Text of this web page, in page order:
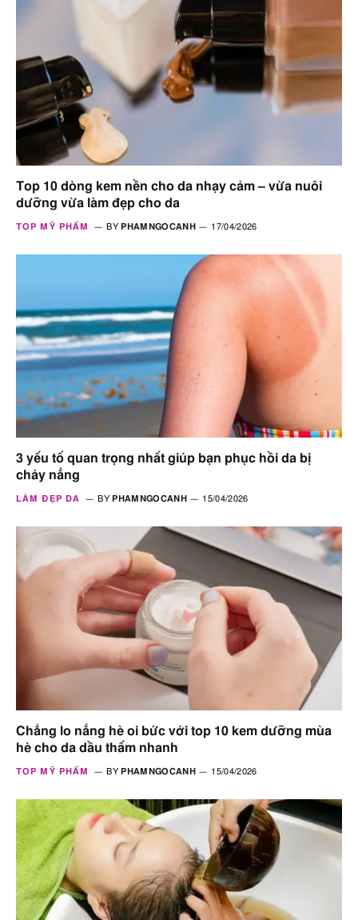
Top 10 dòng kem nền cho da nhạy cảm – vừa nuôi
dưỡng vừa làm đẹp cho da
TOP MỸ PHẨM BY PHAMNGOCANH 17/04/2026
3 yếu tố quan trọng nhất giúp bạn phục hồi da bị
cháy nắng
LÀM ĐẸP DA BY PHAMNGOCANH 15/04/2026
Chẳng lo nắng hè oi bức với top 10 kem dưỡng mùa
hè cho da dầu thấm nhanh
TOP MỸ PHẨM BY PHAMNGOCANH 15/04/2026